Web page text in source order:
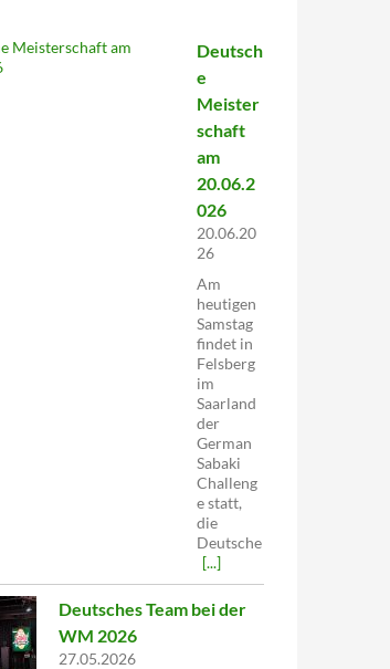
Deutsch
e
Meister
schaft
am
20.06.2
026
20.06.20
26
Am
heutigen
Samstag
findet in
Felsberg
im
Saarland
der
German
Sabaki
Challeng
e statt,
die
Deutsche
[...]
Deutsches Team bei der
WM 2026
27.05.2026